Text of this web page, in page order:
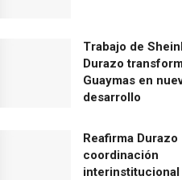
Trabajo de
Durazo
Guaymas en
desarrollo
Reafirma Durazo
coordinación
interinstitucional